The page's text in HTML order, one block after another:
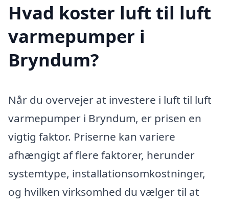
Hvad koster luft til luft
varmepumper i
Bryndum?
Når du overvejer at investere i luft til luft
varmepumper i Bryndum, er prisen en
vigtig faktor. Priserne kan variere
afhængigt af flere faktorer, herunder
systemtype, installationsomkostninger,
og hvilken virksomhed du vælger til at